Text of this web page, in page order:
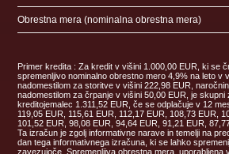
Obrestna mera (nominalna obrestna mera)
Primer kredita : Za kredit v višini 1.000,00 EUR, ki se
spremenljivo nominalno obrestno mero 4,9% na leto v
nadomestilom za storitve v višini 222,98 EUR,
nadomestilom za črpanje v višini 50,00 EUR, je
kreditojemalec 1.311,52 EUR, če se odplačuje v 12
119,05 EUR, 115,61 EUR, 112,17 EUR, 108,73 EUR,
101,52 EUR, 98,08 EUR, 94,64 EUR, 91,21 EUR,
Ta izračun je zgolj informativne narave in temelji na
dan tega informativnega izračuna, ki se lahko
zavezujoče. Spremenljiva obrestna mera, uporabljena